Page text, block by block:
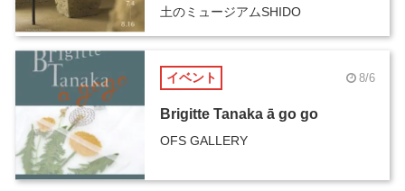
土のミュージアムSHIDO
イベント 8/6
Brigitte Tanaka ā go go
OFS GALLERY